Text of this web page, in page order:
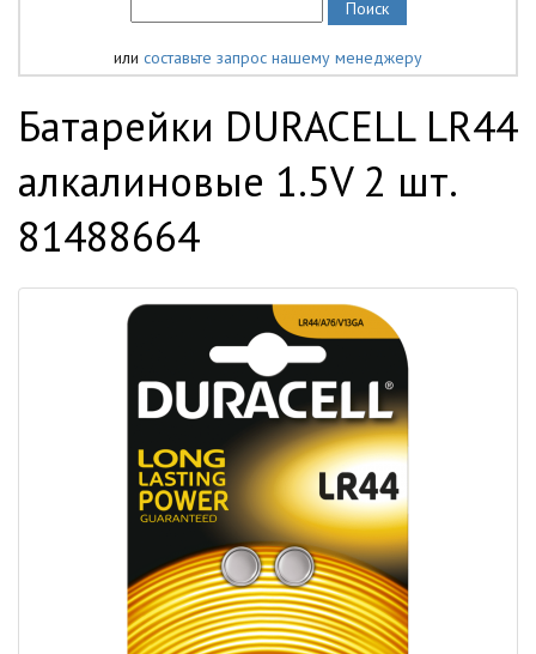
или составьте запрос нашему менеджеру
Батарейки DURACELL LR44
алкалиновые 1.5V 2 шт.
81488664